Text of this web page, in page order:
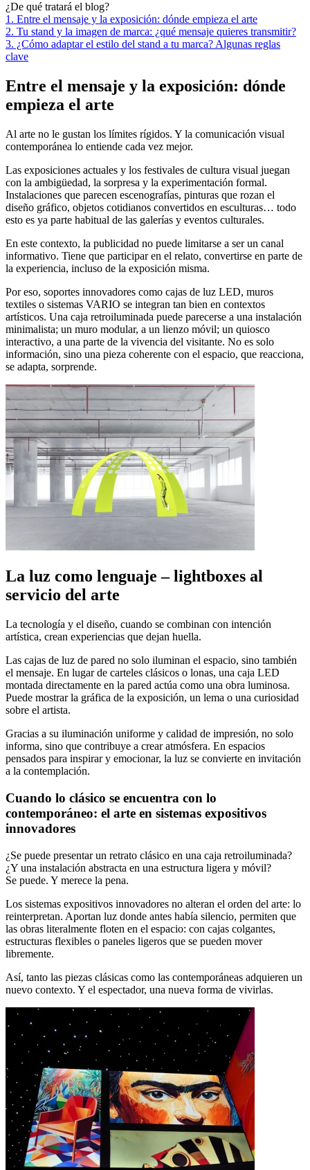
¿De qué tratará el blog?
1. Entre el mensaje y la exposición: dónde empieza el arte
2. Tu stand y la imagen de marca: ¿qué mensaje quieres transmitir?
3. ¿Cómo adaptar el estilo del stand a tu marca? Algunas reglas
clave
Entre el mensaje y la exposición: dónde
empieza el arte
Al arte no le gustan los límites rígidos. Y la comunicación visual
contemporánea lo entiende cada vez mejor.
Las exposiciones actuales y los festivales de cultura visual juegan
con la ambigüedad, la sorpresa y la experimentación formal.
Instalaciones que parecen escenografías, pinturas que rozan el
diseño gráfico, objetos cotidianos convertidos en esculturas… todo
esto es ya parte habitual de las galerías y eventos culturales.
En este contexto, la publicidad no puede limitarse a ser un canal
informativo. Tiene que participar en el relato, convertirse en parte de
la experiencia, incluso de la exposición misma.
Por eso, soportes innovadores como cajas de luz LED, muros
textiles o sistemas VARIO se integran tan bien en contextos
artísticos. Una caja retroiluminada puede parecerse a una instalación
minimalista; un muro modular, a un lienzo móvil; un quiosco
interactivo, a una parte de la vivencia del visitante. No es solo
información, sino una pieza coherente con el espacio, que reacciona,
se adapta, sorprende.
La luz como lenguaje – lightboxes al
servicio del arte
La tecnología y el diseño, cuando se combinan con intención
artística, crean experiencias que dejan huella.
Las cajas de luz de pared no solo iluminan el espacio, sino también
el mensaje. En lugar de carteles clásicos o lonas, una caja LED
montada directamente en la pared actúa como una obra luminosa.
Puede mostrar la gráfica de la exposición, un lema o una curiosidad
sobre el artista.
Gracias a su iluminación uniforme y calidad de impresión, no solo
informa, sino que contribuye a crear atmósfera. En espacios
pensados para inspirar y emocionar, la luz se convierte en invitación
a la contemplación.
Cuando lo clásico se encuentra con lo
contemporáneo: el arte en sistemas expositivos
innovadores
¿Se puede presentar un retrato clásico en una caja retroiluminada?
¿Y una instalación abstracta en una estructura ligera y móvil?
Se puede. Y merece la pena.
Los sistemas expositivos innovadores no alteran el orden del arte: lo
reinterpretan. Aportan luz donde antes había silencio, permiten que
las obras literalmente floten en el espacio: con cajas colgantes,
estructuras flexibles o paneles ligeros que se pueden mover
libremente.
Así, tanto las piezas clásicas como las contemporáneas adquieren un
nuevo contexto. Y el espectador, una nueva forma de vivirlas.